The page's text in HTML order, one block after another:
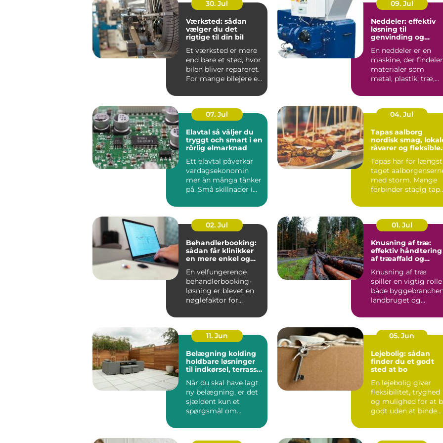
30. Jul
Værksted: sådan
vælger du det
rigtige til din bil
Et værksted er mere
end bare et sted, hvor
bilen bliver repareret.
For mange bilejere er
09. Jul
Neddeler: effektiv
løsning til
genvinding og
En neddeler er en
maskine, der findeler
materialer som
metal, plastik, træ,
07. Jul
Elavtal så väljer du
tryggt och smart i en
rörlig elmarknad
Ett elavtal påverkar
vardagsekonomin
mer än många tänker
på. Små skillnader i
04. Jul
Tapas aalborg
nordisk smag,
råvarer og fleksible
Tapas har for længst
taget
med storm. Mange
forbinder stadig
02. Jul
Behandlerbooking:
sådan får klinikker
en mere enkel og
En velfungerende
behandlerbooking-
løsning er blevet en
nøglefaktor for
og beha...
01. Jul
Knusning af træ:
effektiv håndtering
af træaffald og
Knusning af træ
spiller en vigtig rolle
både
landbruget og
11. Jun
Belægning kolding
holdbare løsninger
til indkørsel, terrasse
Når du skal have lagt
ny belægning, er det
sjældent kun et
spørgsmål om
løsning ska...
05. Jun
Lejebolig: sådan
finder du et godt
sted at bo
En lejebolig giver
fleksibilitet, tryghed
og mulighed for at
godt uden at binde